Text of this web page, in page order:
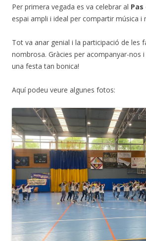
Per primera vegada es va celebrar al Pas
espai ampli i ideal per compartir música i
Tot va anar genial i la participació de les
nombrosa. Gràcies per acompanyar-nos
una festa tan bonica!
Aquí podeu veure algunes fotos: